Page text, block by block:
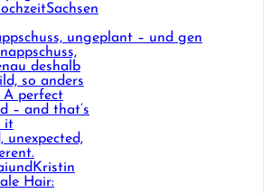
ungeplant – und gen